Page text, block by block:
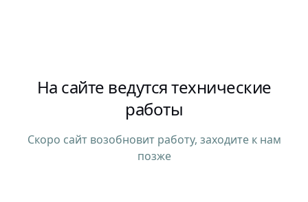
На сайте ведутся технические
работы
Скоро сайт возобновит работу, заходите к нам
позже